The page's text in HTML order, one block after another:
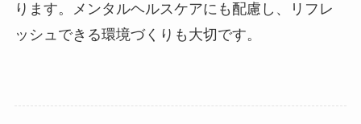
ります。メンタルヘルスケアにも配慮し、リフレ
ッシュできる環境づくりも大切です。